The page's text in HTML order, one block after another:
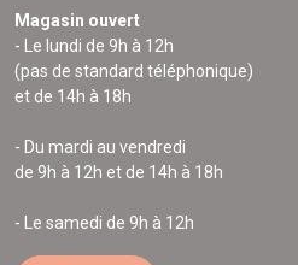
Magasin ouvert
- Le lundi de 9h à 12h
(pas de standard téléphonique)
et de 14h à 18h
- Du mardi au vendredi
de 9h à 12h et de 14h à 18h
- Le samedi de 9h à 12h